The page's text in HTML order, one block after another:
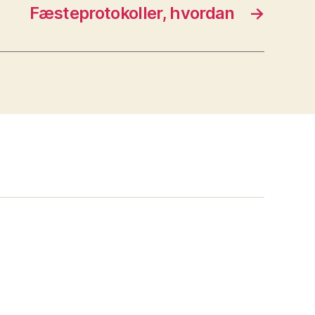
→
Fæsteprotokoller, hvordan